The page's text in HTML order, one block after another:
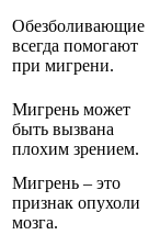
Обезболивающие
всегда помогают
при мигрени.
Мигрень может
быть вызвана
плохим зрением.
Мигрень – это
признак опухоли
мозга.